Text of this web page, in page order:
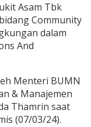
Asam Tbk
Community
dalam
And
Menteri BUMN
& Manajemen
Thamrin saat
(07/03/24).